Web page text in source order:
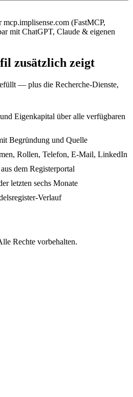
(FastMCP,
mit ChatGPT, Claude & eigenen
zusätzlich zeigt
— plus die Recherche-Dienste,
Eigenkapital über alle verfügbaren
Begründung und Quelle
Rollen, Telefon, E-Mail, LinkedIn
dem Registerportal
letzten sechs Monate
Verlauf
Rechte vorbehalten.